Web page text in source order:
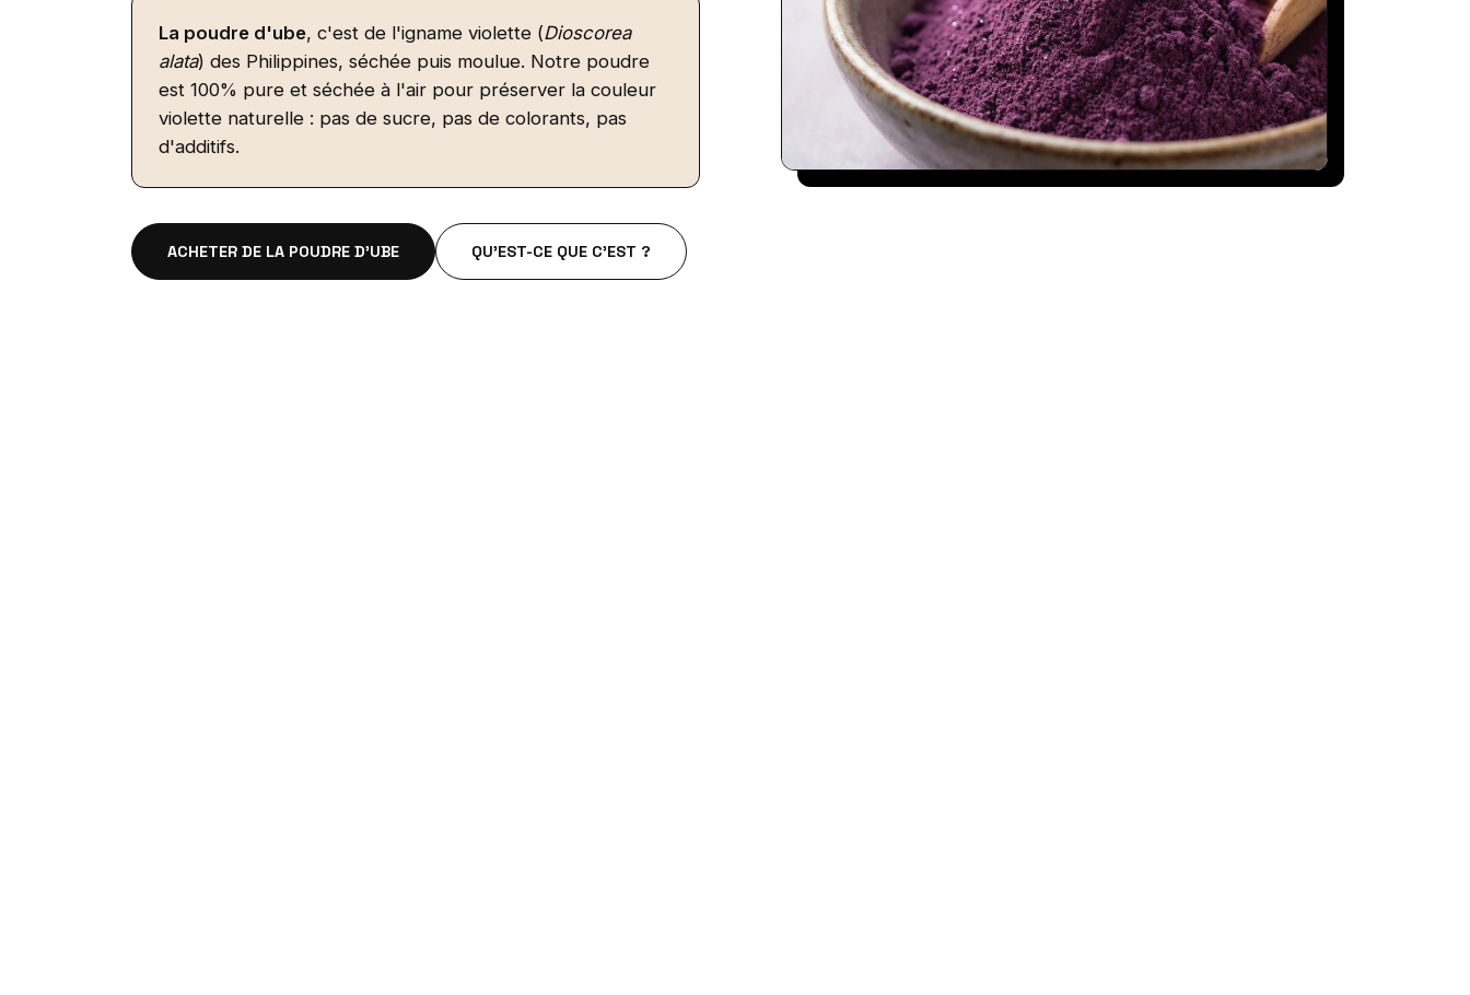
La poudre d'ube, c'est de l'igname violette (Dioscorea
alata) des Philippines, séchée puis moulue. Notre poudre
est 100% pure et séchée à l'air pour préserver la couleur
violette naturelle : pas de sucre, pas de colorants, pas
d'additifs.
ACHETER DE LA POUDRE D'UBE QU'EST-CE QUE C'EST ?